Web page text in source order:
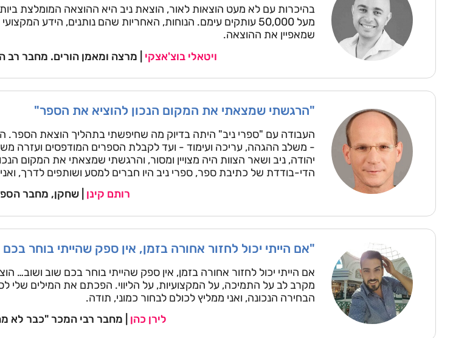
בהיכרות עם לא מעט הוצאות לאור, הוצאת ניב היא ההוצאה המומלצת
מעל 50,000 עותקים עימם. הנוחות, האחריות שהם נותנים, הידע
שמאפיין את ההוצאה.
ויטאלי בוצ'אצקי | מרצה ומאמן הורים. מחבר רב
"הרגשתי שמצאתי את המקום הנכון להוציא את הספר"
העבודה עם "ספרי ניב" היתה בדיוק מה שחיפשתי בתהליך הוצאת הספר.
- משלב ההגהה, עריכה ועימוד - ועד לקבלת הספרים המודפסים ועזרה
יהודה, ניב ושאר הצוות היה מצויין ומסור, והרגשתי שמצאתי את המקום
הדי-בודדת של כתיבת ספר, ספרי ניב היו חברים למסע ושותפים לדרך,
רותם קינן | שחקן, מחבר
"אם הייתי יכול לחזור אחורה בזמן, אין ספק שהייתי בוחר
אם הייתי יכול לחזור אחורה בזמן, אין ספק שהייתי בוחר בכם שוב ושוב…
מקרב לב על התמיכה, על המקצועיות, על הליווי. הפכתם את המילים שלי
הבחירה הנכונה, ואני ממליץ לכולם לבחור כמוני, תודה.
לירן כהן | מחבר רבי המכר "כבר לא